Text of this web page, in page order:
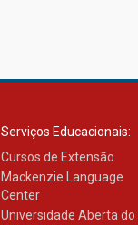
Serviços Educacionais:
Cursos de Extensão
Mackenzie Language
Center
Universidade Aberta do